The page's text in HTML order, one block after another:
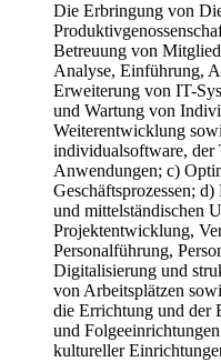
Die Erbringung von
Betreuung von
Analyse, Einführung,
Erweiterung von IT-
und Wartung von
Weiterentwicklung
individualsoftware, der
Anwendungen; c)
Geschäftsprozessen;
und mittelständischen
Projektentwicklung,
Personalführung,
Digitalisierung und
von Arbeitsplätzen
die Errichtung und der
und
kultureller